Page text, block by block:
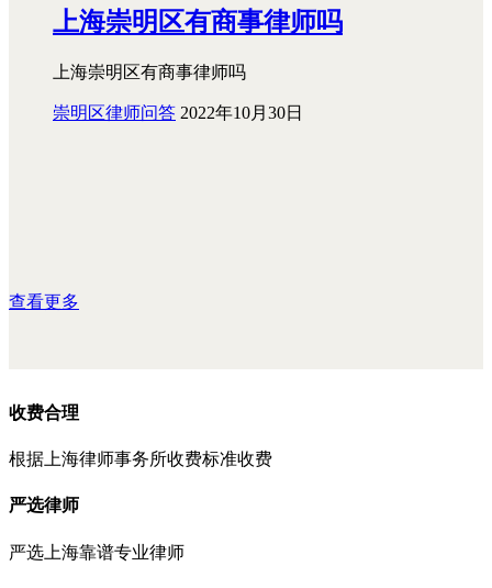
上海崇明区有商事律师吗
上海崇明区有商事律师吗
崇明区律师问答 2022年10月30日
查看更多
收费合理
根据上海律师事务所收费标准收费
严选律师
严选上海靠谱专业律师